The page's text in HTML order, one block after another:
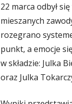
22 marca odbył
mieszanych
rozegrano
punkt, a emocje
w składzie: Julka
oraz Julka